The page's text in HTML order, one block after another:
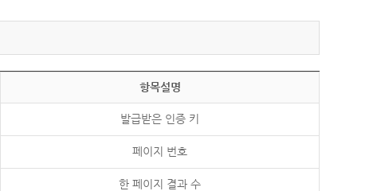
항목설명
발급받은 인증 키
페이지 번호
한 페이지 결과 수